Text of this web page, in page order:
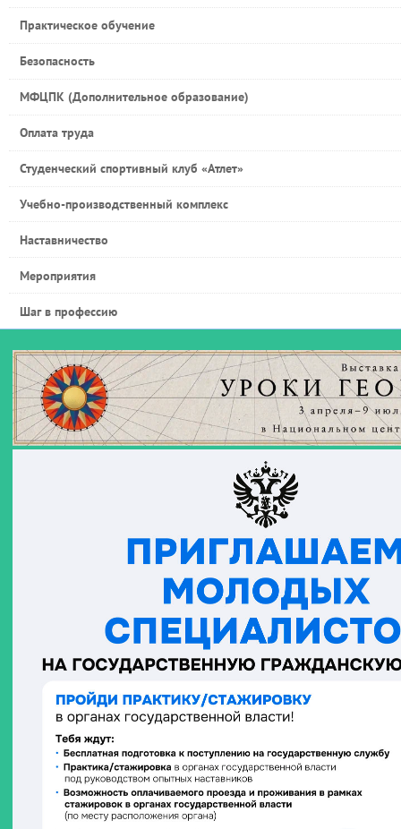
Практическое обучение
Безопасность
МФЦПК (Дополнительное образование)
Оплата труда
Студенческий спортивный клуб «Атлет»
Учебно-производственный комплекс
Наставничество
Мероприятия
Шаг в профессию